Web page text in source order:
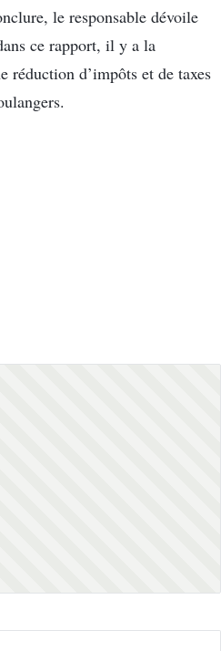
le responsable dévoile
ce rapport, il y a la
réduction d’impôts et de taxes